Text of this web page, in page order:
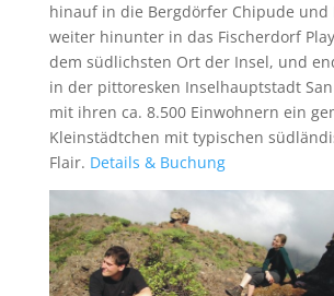
hinauf in die Bergdörfer Chipude und
weiter hinunter in das Fischerdorf
dem südlichsten Ort der Insel, und
in der pittoresken Inselhauptstadt
mit ihren ca. 8.500 Einwohnern ein
Kleinstädtchen mit typischen
Flair. Details & Buchung